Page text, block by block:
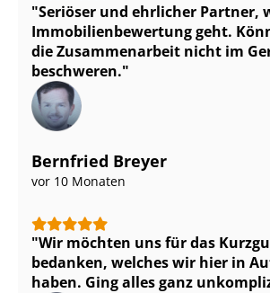
Seriöser und ehrlicher Partner,
Im­mo­bi­li­en­be­wer­tung geht.
die Zusammenarbeit nicht im
beschweren.
Bernfried Breyer
vor 10 Monaten
Wir möchten uns für das
bedanken, welches wir hier in
haben. Ging alles ganz